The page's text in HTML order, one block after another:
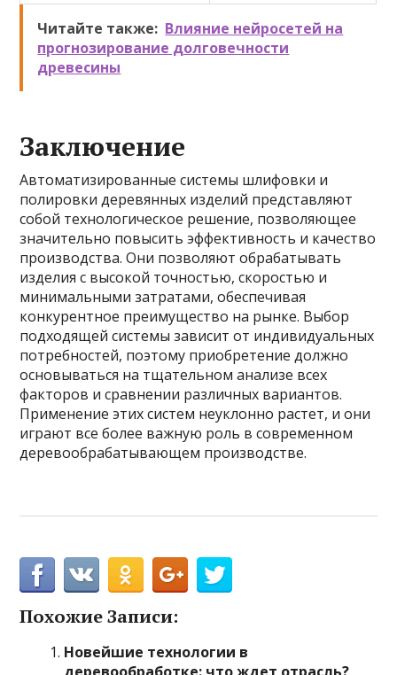
Читайте также: Влияние нейросетей на
прогнозирование долговечности
древесины
Заключение
Автоматизированные системы шлифовки и
полировки деревянных изделий представляют
собой технологическое решение, позволяющее
значительно повысить эффективность и качество
производства. Они позволяют обрабатывать
изделия с высокой точностью, скоростью и
минимальными затратами, обеспечивая
конкурентное преимущество на рынке. Выбор
подходящей системы зависит от индивидуальных
потребностей, поэтому приобретение должно
основываться на тщательном анализе всех
факторов и сравнении различных вариантов.
Применение этих систем неуклонно растет, и они
играют все более важную роль в современном
деревообрабатывающем производстве.
Похожие Записи:
Новейшие технологии в
деревообработке: что ждет отрасль?